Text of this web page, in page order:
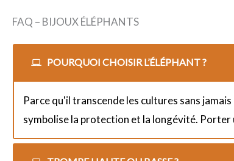
FAQ – BIJOUX ÉLÉPHANTS
POURQUOI CHOISIR L’ÉLÉPHANT ?
Parce qu'il transcende les cultures sans
symbolise la protection et la longévité. Porter